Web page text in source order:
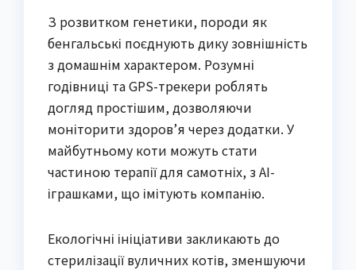
З розвитком генетики, породи як
бенгальські поєднують дику зовнішність
з домашнім характером. Розумні
годівниці та GPS-трекери роблять
догляд простішим, дозволяючи
моніторити здоров’я через додатки. У
майбутньому коти можуть стати
частиною терапії для самотніх, з AI-
іграшками, що імітують компанію.
Екологічні ініціативи закликають до
стерилізації вуличних котів, зменшуючи